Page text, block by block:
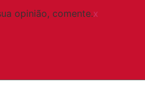
opinião, comente.x